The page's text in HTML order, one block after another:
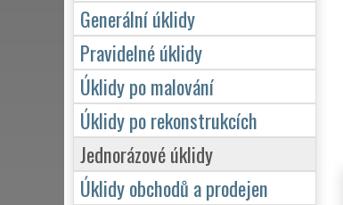
Generální úklidy
Pravidelné úklidy
Úklidy po malování
Úklidy po rekonstrukcích
Jednorázové úklidy
Úklidy obchodů a prodejen